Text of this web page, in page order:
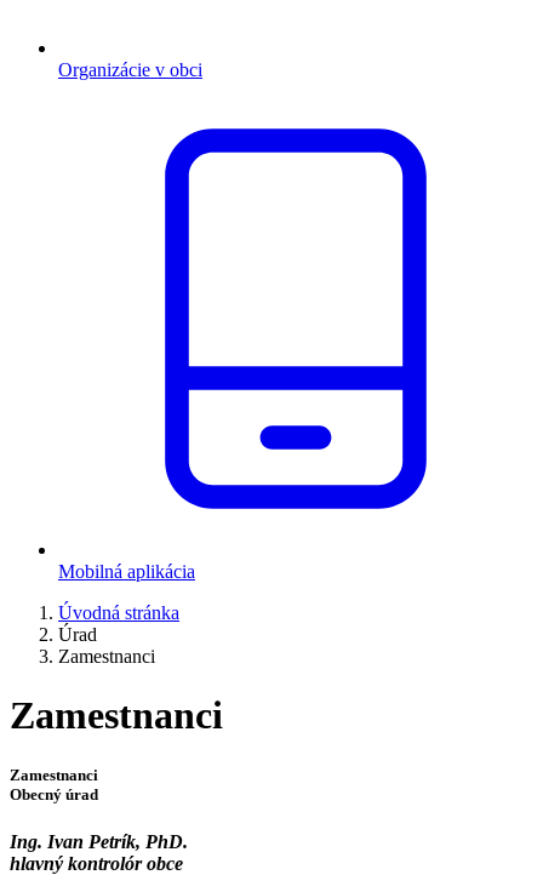
Organizácie v obci
Mobilná aplikácia
Úvodná stránka
Úrad
Zamestnanci
Zamestnanci
Zamestnanci
Obecný úrad
Ing. Ivan Petrík, PhD.
hlavný kontrolór obce